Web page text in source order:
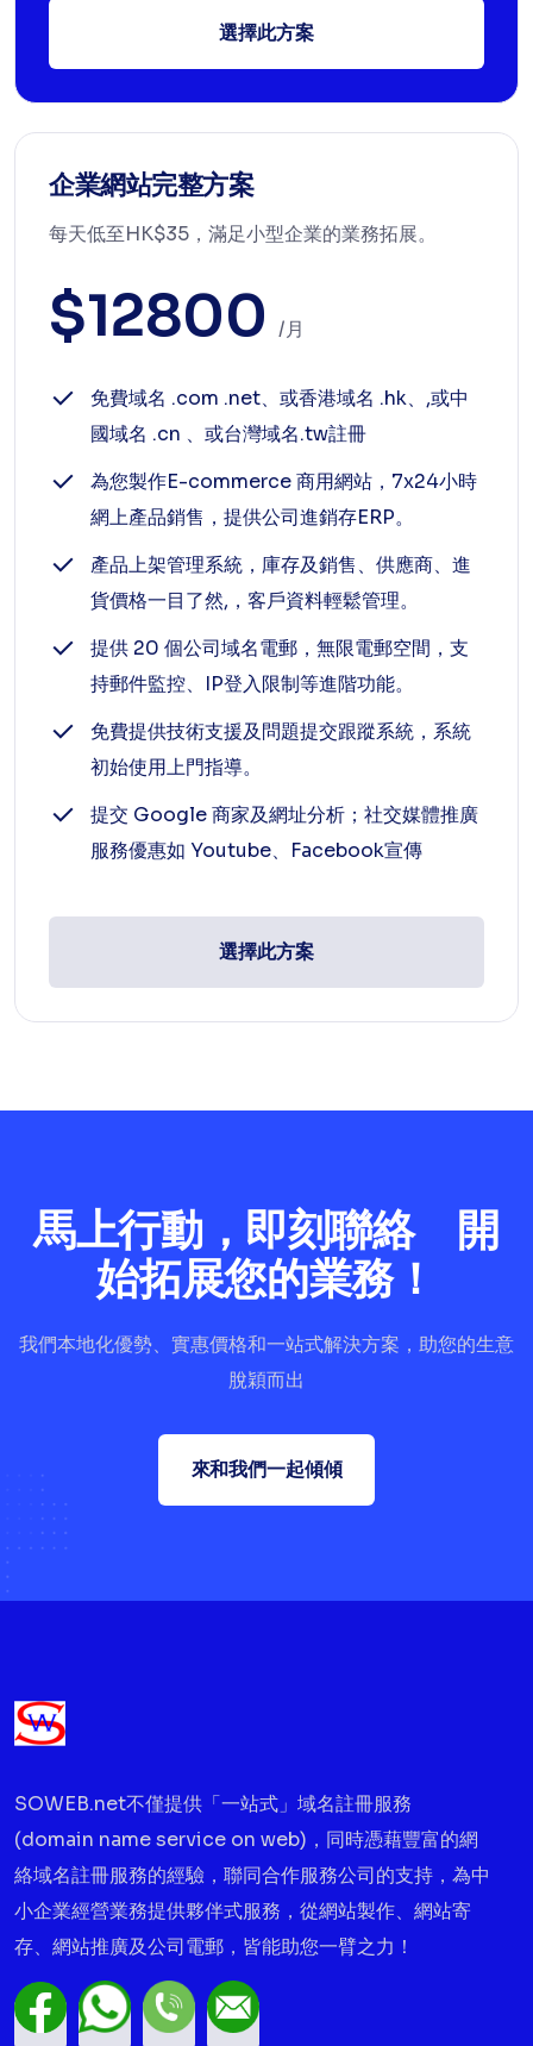
選擇此方案
企業網站完整方案
每天低至HK$35，滿足小型企業的業務拓展。
$12800 /月
免費域名 .com .net、或香港域名 .hk、,或中
國域名 .cn 、或台灣域名.tw註冊
為您製作E-commerce 商用網站，7x24小時
網上產品銷售，提供公司進銷存ERP。
產品上架管理系統，庫存及銷售、供應商、進
貨價格一目了然,，客戶資料輕鬆管理。
提供 20 個公司域名電郵，無限電郵空間，支
持郵件監控、IP登入限制等進階功能。
免費提供技術支援及問題提交跟蹤系統，系統
初始使用上門指導。
提交 Google 商家及網址分析；社交媒體推廣
服務優惠如 Youtube、Facebook宣傳
選擇此方案
馬上行動，即刻聯絡 開
始拓展您的業務！
我們本地化優勢、實惠價格和一站式解決方案，助您的生意
脫穎而出
來和我們一起傾傾
SOWEB.net不僅提供「一站式」域名註冊服務
(domain name service on web)，同時憑藉豐富的網
絡域名註冊服務的經驗，聯同合作服務公司的支持，為中
小企業經營業務提供夥伴式服務，從網站製作、網站寄
存、網站推廣及公司電郵，皆能助您一臂之力！